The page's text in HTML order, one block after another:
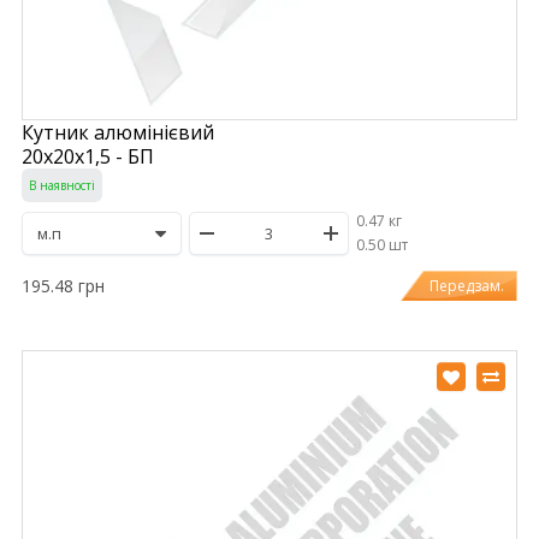
Кутник алюмінієвий
20х20х1,5 - БП
В наявності
0.47 кг
/0.50 шт
195.48 грн Передзам.